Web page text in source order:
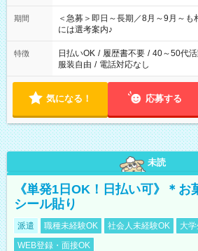
ば前職が、 在宅/財団法人/事務/コー
スタッフ スイーツ販売/ホテルフロ
業界から入社して活躍されています♪
期間
＜急募＞即日～長期／8月～9月～も
には選考案内♪
特徴 日払いOK / 履歴書不要 / 40～50代
服装自由 / 電話対応なし
気になる！ 応募する
未読
《単発1日OK！日払い可》＊お
シール貼り
派遣 職種未経験OK 社会人未経験OK 大
WEB登録・面接OK